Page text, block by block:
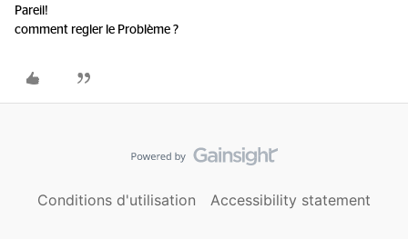
Pareil!
comment regler le Problème ?
Conditions d'utilisation Accessibility statement